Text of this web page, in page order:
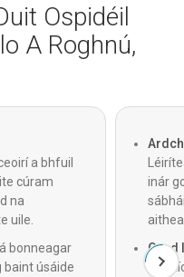
Ospidéil
A Roghnú,
a bhfuil
cúram
na
uile.
bonneagar
baint úsáide
inár
Cead